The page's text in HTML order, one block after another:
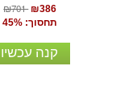
₪701 ₪386
תחסוך: 45%
קנה עכשיו